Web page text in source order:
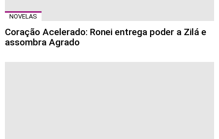
NOVELAS
Coração Acelerado: Ronei entrega poder a Zilá e
assombra Agrado